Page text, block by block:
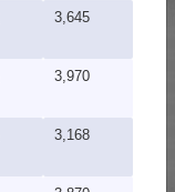
3,645
3,970
3,168